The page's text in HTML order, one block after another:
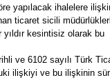
yapılacak ihalelere
ticaret sicili
kesintisiz olarak bu
ve 6102 sayılı Türk
ilişkiyi ve bu ilişkinin